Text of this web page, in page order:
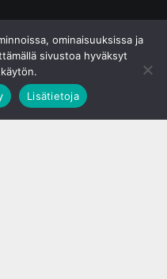
ominaisuuksissa ja
sivustoa hyväksyt
Lisätietoja